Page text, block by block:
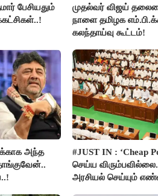
பேசியதும்
முதல்வர் விஜய்
நாளை தமிழக
கலந்தாய்வு கூட்டம்!
அந்த
#JUST IN : ‘Cheap
செய்ய விரும்பவில்லை.
அரசியல் செய்யும்